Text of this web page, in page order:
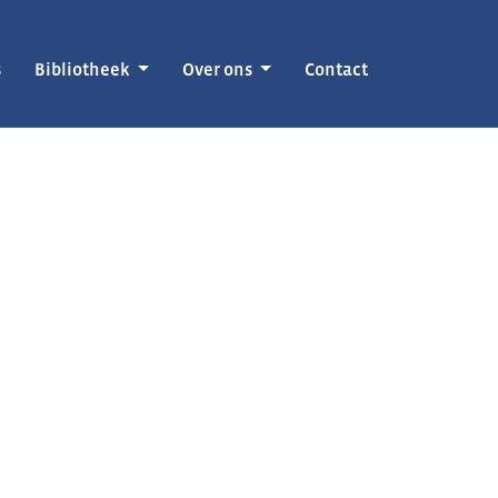
Bibliotheek Over ons Contact